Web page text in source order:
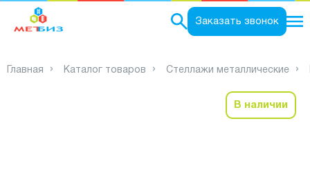
Заказать звонок
Главная Каталог товаров Стеллажи металлические
В наличии